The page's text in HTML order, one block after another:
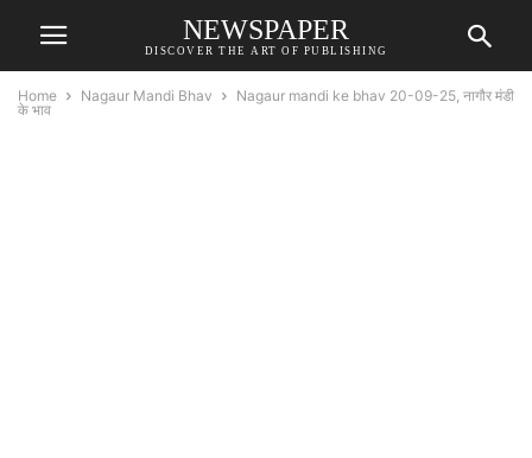
NEWSPAPER
DISCOVER THE ART OF PUBLISHING
Home Nagaur Mandi Bhav
Nagaur mandi ke bhav 20-09-25, नागौर मंडी
के भाव